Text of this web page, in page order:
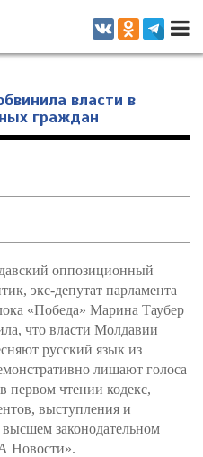
посвященное актуальным
пространстве
власти в
граждан
оппозиционный
экс-депутат парламента
«Победа» Марина Таубер
что власти Молдавии
русский язык из
лишают голоса
первом чтении кодекс,
выступления и
законодательном
Новости».